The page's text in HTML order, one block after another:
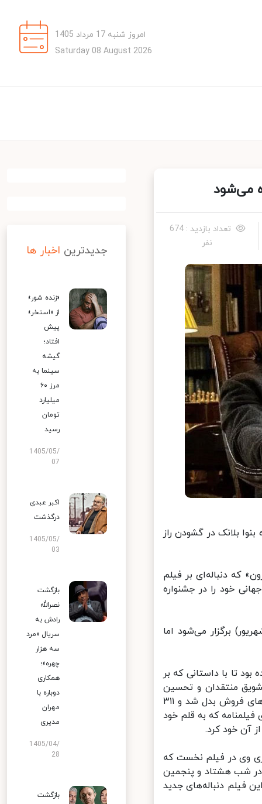
امروز شنبه 17 مرداد 1405
Saturday 08 August 2026
می‌شود
تعداد بازدید : 674
نفر
بلانک در گشودن راز
که دنباله‌ای بر فیلم
خود را در جشنواره
جشنواره فیلم تورنتو از ۸ تا ۱۸ سپتامبر (۱۷ تا ۲۷ شهریور) برگزار می‌شود اما
در جشنواره فیلم تورنتو ۲۰۱۹ اکران شده بود تا با داستانی که بر
منتقدان و تحسین
تماشاگران را برانگیزد. این فیلم در نهایت به یک برنده غافلگیرکننده گیشه‌های فروش بدل شد و ۳۱۱
بود، برای فیلمنامه که به قلم خود
آن خود کرد.
وی در فیلم نخست که
در شب هشتاد و پنجمین
دنباله‌های جدید
جدیدترین اخبار ها
«زنده شور»
از «استخر»
پیش
افتاد؛
گیشه
سینما به
مرز ۶۰
میلیارد
تومان
رسید
1405/05/
07
اکبر عبدی
درگذشت
1405/05/
03
بازگشت
نصرالله
رادش به
سریال «مرد
سه هزار
چهره»؛
همکاری
دوباره با
مهران
مدیری
1405/04/
28
بازگشت